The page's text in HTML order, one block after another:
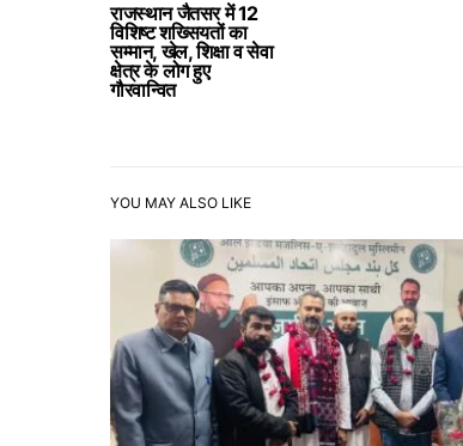
राजस्थान जैतसर में 12
विशिष्ट शख्सियतों का
सम्मान, खेल, शिक्षा व सेवा
क्षेत्र के लोग हुए
गौरवान्वित
YOU MAY ALSO LIKE